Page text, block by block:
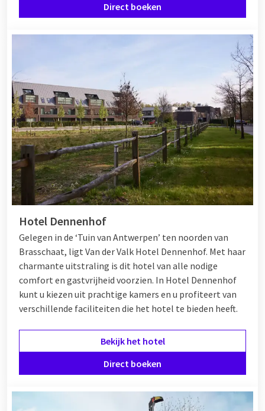
Direct boeken
Hotel Dennenhof
Gelegen in de ‘Tuin van Antwerpen’ ten noorden van
Brasschaat, ligt Van der Valk Hotel Dennenhof. Met haar
charmante uitstraling is dit hotel van alle nodige
comfort en gastvrijheid voorzien. In Hotel Dennenhof
kunt u kiezen uit prachtige kamers en u profiteert van
verschillende faciliteiten die het hotel te bieden heeft.
Bekijk het hotel
Direct boeken